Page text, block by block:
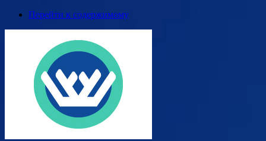
Перейти к содержимому